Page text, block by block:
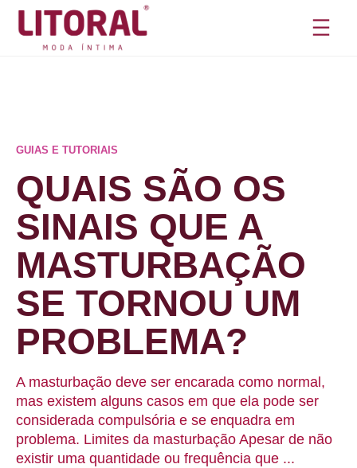
Pular
GUIAS E TUTORIAIS
QUAIS SÃO OS
SINAIS QUE A
MASTURBAÇÃO
SE TORNOU UM
PROBLEMA?
A masturbação deve ser encarada como normal,
mas existem alguns casos em que ela pode ser
considerada compulsória e se enquadra em
problema. Limites da masturbação Apesar de não
existir uma quantidade ou frequência que ...